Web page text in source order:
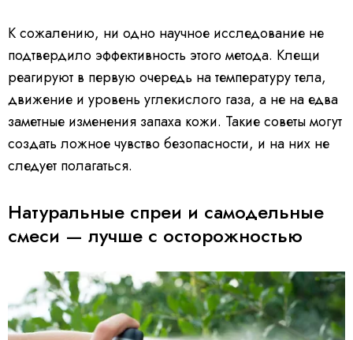
К сожалению, ни одно научное исследование не
подтвердило эффективность этого метода. Клещи
реагируют в первую очередь на температуру тела,
движение и уровень углекислого газа, а не на едва
заметные изменения запаха кожи. Такие советы могут
создать ложное чувство безопасности, и на них не
следует полагаться.
Натуральные спреи и самодельные
смеси — лучше с осторожностью